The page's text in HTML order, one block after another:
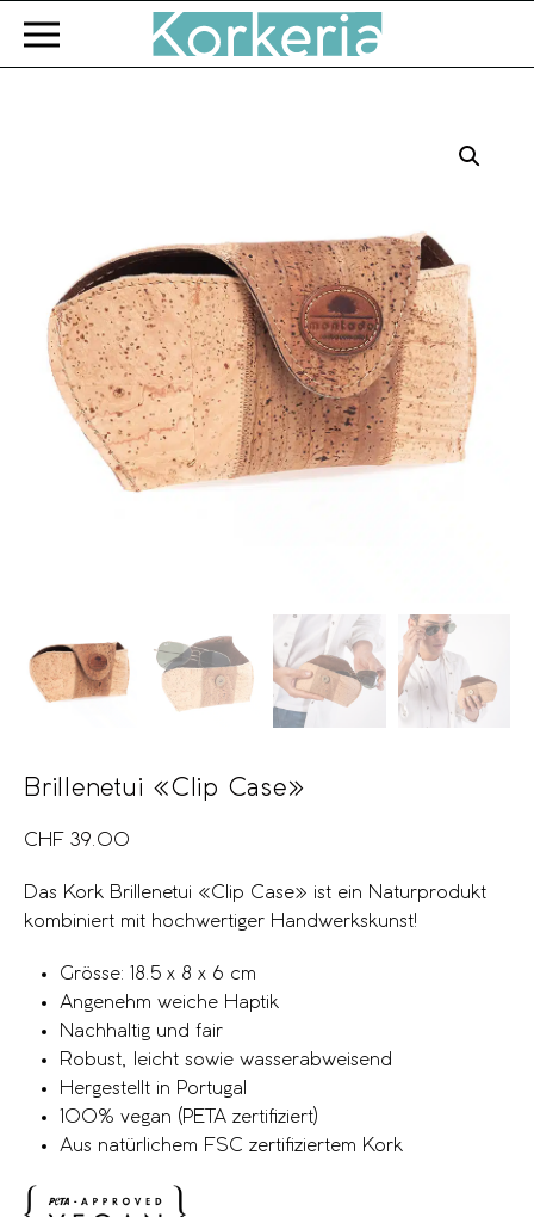
Zum Hauptinhalt springen
Brillenetui «Clip Case»
CHF 39.00
Das Kork Brillenetui «Clip Case» ist ein Naturprodukt
kombiniert mit hochwertiger Handwerkskunst!
Grösse: 18.5 x 8 x 6 cm
Angenehm weiche Haptik
Nachhaltig und fair
Robust, leicht sowie wasserabweisend
Hergestellt in Portugal
100% vegan (PETA zertifiziert)
Aus natürlichem FSC zertifiziertem Kork